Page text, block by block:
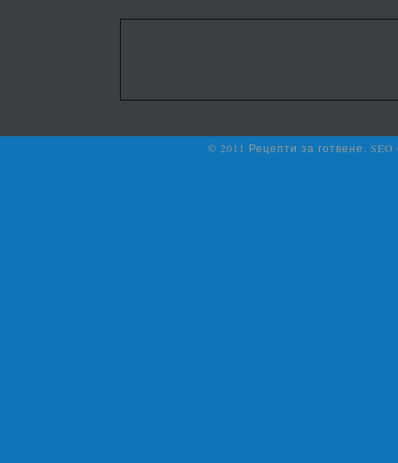
© 2011 Рецепти за готвене.